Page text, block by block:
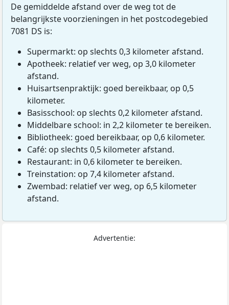
De gemiddelde afstand over de weg tot de
belangrijkste voorzieningen in het postcodegebied
7081 DS is:
Supermarkt: op slechts 0,3 kilometer afstand.
Apotheek: relatief ver weg, op 3,0 kilometer
afstand.
Huisartsenpraktijk: goed bereikbaar, op 0,5
kilometer.
Basisschool: op slechts 0,2 kilometer afstand.
Middelbare school: in 2,2 kilometer te bereiken.
Bibliotheek: goed bereikbaar, op 0,6 kilometer.
Café: op slechts 0,5 kilometer afstand.
Restaurant: in 0,6 kilometer te bereiken.
Treinstation: op 7,4 kilometer afstand.
Zwembad: relatief ver weg, op 6,5 kilometer
afstand.
Advertentie: